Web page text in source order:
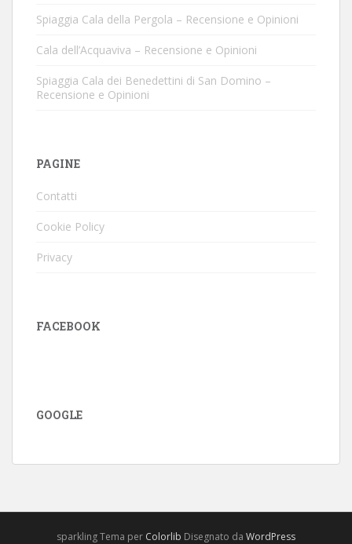
Spiaggia Cala della Pergola – Recensione e Opinioni
Cala dell’Acquaviva – Recensione e Opinioni
Spiaggia Cala dei Benedettini di San Domino –
Recensione e Opinioni
PAGINE
Contatti
Cookie Policy
Privacy
FACEBOOK
GOOGLE
sparkling Tema per Colorlib Disegnato da WordPress